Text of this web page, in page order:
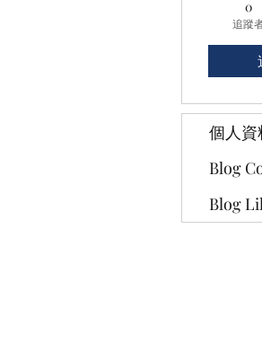
0
追蹤
個人資
Blog
Blog